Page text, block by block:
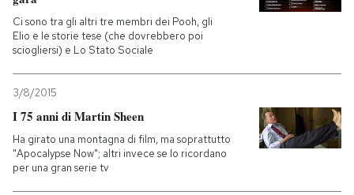
NEWSLETTER
SHOP
Ci sono tra gli altri tre membri dei Pooh, gli
Elio e le storie tese (che dovrebbero poi
sciogliersi) e Lo Stato Sociale
3/8/2015
I 75 anni di Martin Sheen
Ha girato una montagna di film, ma soprattutto
"Apocalypse Now"; altri invece se lo ricordano
per una gran serie tv